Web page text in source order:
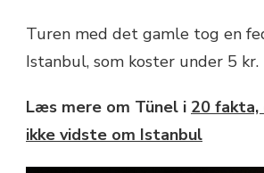
Turen med det gamle tog en
Istanbul, som koster under 5 kr.
Læs mere om Tünel i 20 fakta,
ikke vidste om Istanbul